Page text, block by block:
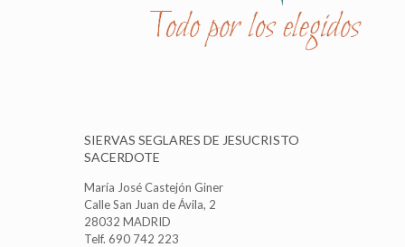
SIERVAS SEGLARES DE JESUCRISTO
SACERDOTE
María José Castejón Giner
Calle San Juan de Ávila, 2
28032 MADRID
Telf. 690 742 223